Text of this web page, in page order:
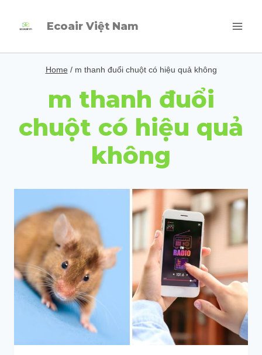
Ecoair Việt Nam
Home / m thanh đuổi chuột có hiệu quả không
m thanh đuổi
chuột có hiệu quả
không